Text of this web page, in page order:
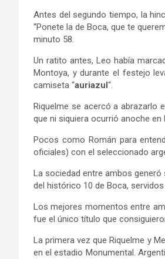
Antes del segundo tiempo, la
“Ponete la de Boca, que te
minuto 58.
Un ratito antes, Leo había
Montoya, y durante el festejo
camiseta “auriazul“.
Riquelme se acercó a abrazarlo
que ni siquiera ocurrió anoche en
Pocos como Román para
oficiales) con el seleccionado
La sociedad entre ambos
del histórico 10 de Boca,
Los mejores momentos entre
fue el único título que
La primera vez que Riquelme y
en el estadio Monumental.